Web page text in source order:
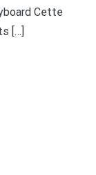
Cette
[…]